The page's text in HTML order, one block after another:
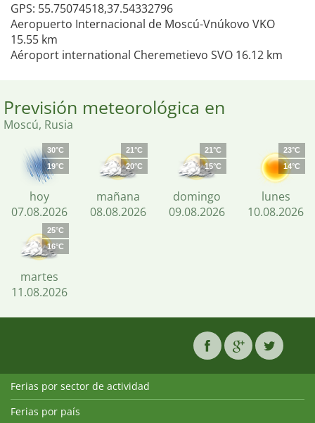
GPS: 55.75074518,37.54332796
Aeropuerto Internacional de Moscú-Vnúkovo VKO
15.55 km
Aéroport international Cheremetievo SVO 16.12 km
Previsión meteorológica en
Moscú, Rusia
30°C
19°C
hoy
07.08.2026
21°C
20°C
mañana
08.08.2026
21°C
15°C
domingo
09.08.2026
23°C
14°C
lunes
10.08.2026
25°C
16°C
martes
11.08.2026
Ferias por sector de actividad
Ferias por país